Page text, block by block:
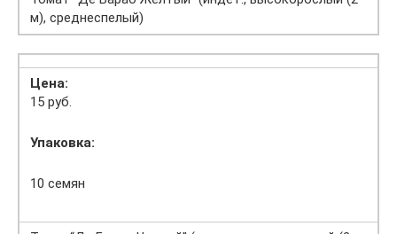
м), среднеспелый)
Цена:
15 руб.
Упаковка:
10 семян